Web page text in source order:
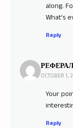
along.
What’s
Reply
OCTOBER 1,
Your
Reply